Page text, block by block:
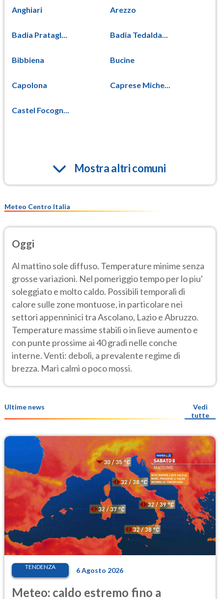
Anghiari Arezzo
Badia Pratagl... Badia Tedalda...
Bibbiena Bucine
Capolona Caprese Miche...
Castel Focogn...
Mostra altri comuni
Meteo Centro Italia
Oggi
Al mattino sole diffuso. Temperature minime senza
grosse variazioni. Nel pomeriggio tempo per lo piu'
soleggiato e molto caldo. Possibili temporali di
calore sulle zone montuose, in particolare nei
settori appenninici tra Ascolano, Lazio e Abruzzo.
Temperature massime stabili o in lieve aumento e
con punte prossime ai 40 gradi nelle conche
interne. Venti: deboli, a prevalente regime di
brezza. Mari calmi o poco mossi.
Ultime news
Vedi
tutte
TENDENZA 6 Agosto 2026
Meteo: caldo estremo fino a